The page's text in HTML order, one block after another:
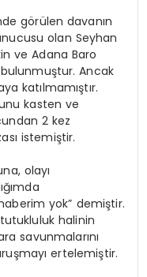
görülen davanın
olan Seyhan
ve Adana Baro
bulunmuştur. Ancak
katılmamıştır.
kasten ve
2 kez
istemiştir.
olayı
yok” demiştir.
halinin
savunmalarını
ertelemiştir.